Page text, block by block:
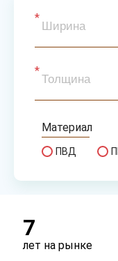
Материал
ПВД
7
лет на рынке